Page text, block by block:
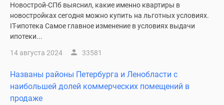
Новострой-СПб выяснил, какие именно квартиры в
новостройках сегодня можно купить на льготных условиях.
IT-ипотека Самое главное изменение в условиях выдачи
ипотеки...
14 августа 2024 33581
Названы районы Петербурга и Ленобласти с
наибольшей долей коммерческих помещений в
продаже